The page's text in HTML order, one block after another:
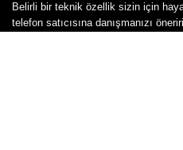
Belirli bir teknik özellik sizin için
telefon satıcısına danışmanızı